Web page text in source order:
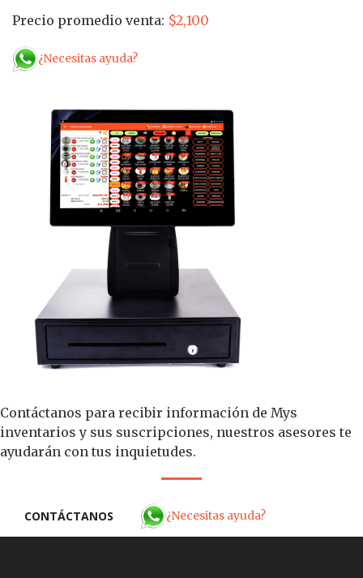
Precio promedio venta: $2,100
¿Necesitas ayuda?
Contáctanos para recibir información de Mys
inventarios y sus suscripciones, nuestros asesores te
ayudarán con tus inquietudes.
CONTÁCTANOS ¿Necesitas ayuda?